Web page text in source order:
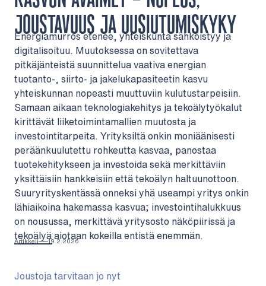
JOUSTAVUUS JA UUSIUTUMISKYKY
Energiamurros etenee, yhteiskunta sähköistyy ja
digitalisoituu. Muutoksessa on sovitettava
pitkäjänteistä suunnittelua vaativa energian
tuotanto-, siirto- ja jakelukapasiteetin kasvu
yhteiskunnan nopeasti muuttuviin kulutustarpeisiin.
Samaan aikaan teknologiakehitys ja tekoälytyökalut
kirittävät liiketoimintamallien muutosta ja
investointitarpeita. Yrityksiltä onkin moniäänisesti
peräänkuulutettu rohkeutta kasvaa, panostaa
tuotekehitykseen ja investoida sekä merkittäviin
yksittäisiin hankkeisiin että tekoälyn haltuunottoon.
Suuryrityskentässä onneksi yhä useampi yritys onkin
lähiaikoina hakemassa kasvua; investointihalukkuus
on nousussa, merkittävä yritysosto näköpiirissä ja
tekoälyä aiotaan kokeilla entistä enemmän.
Artikkeli 19.2.2026
Joustoja tarvitaan jo nyt